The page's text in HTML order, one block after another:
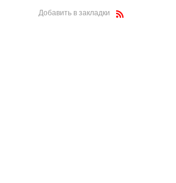
Добавить в закладки